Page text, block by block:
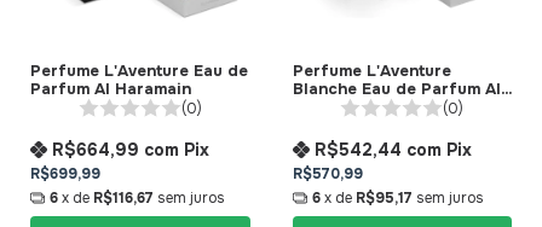
Perfume L'Aventure Eau de
Parfum Al Haramain
(0)
R$699,99
R$664,99 com Pix
6x de R$116,67 sem juros
Perfume L'Aventure
Blanche Eau de Parfum Al
Haramain
(0)
R$570,99
R$542,44 com Pix
6 x de R$95,17 sem juros